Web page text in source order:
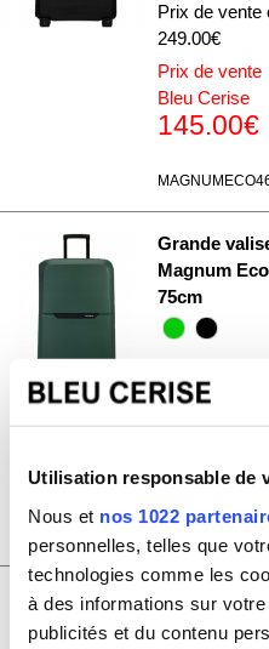
Utilisation responsable de
Nous et nos 1022
personnelles, telles que
technologies comme les
à des informations sur
publicités et du contenu
Prix de vente
249.00€
Prix de vente
Bleu Cerise
145.00€
Grande
Magnum
75cm
259.00€
Prix de vente
155.00€
MAGNUMECO47
Grande
Magnum